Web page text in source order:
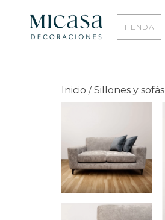
TIENDA
Inicio / Sillones y sofás